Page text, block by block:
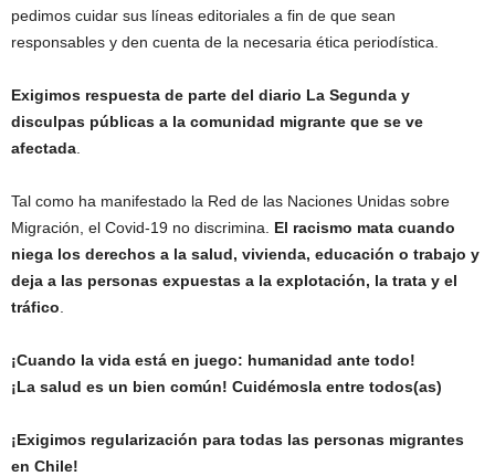
pedimos cuidar sus líneas editoriales a fin de que sean
responsables y den cuenta de la necesaria ética periodística.
Exigimos respuesta de parte del diario La Segunda y
disculpas públicas a la comunidad migrante que se ve
afectada
Tal como ha manifestado la Red de las Naciones Unidas sobre
Migración, el Covid-19 no discrimina. El racismo mata cuando
niega los derechos a la salud, vivienda, educación o trabajo y
deja a las personas expuestas a la explotación, la trata y el
tráfico
¡Cuando la vida está en juego: humanidad ante todo!
¡La salud es un bien común! Cuidémosla entre todos(as)
¡Exigimos regularización para todas las personas migrantes
en Chile!